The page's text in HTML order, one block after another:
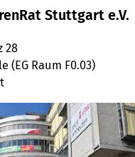
Stuttgart e.V.
28
(EG Raum F0.03)